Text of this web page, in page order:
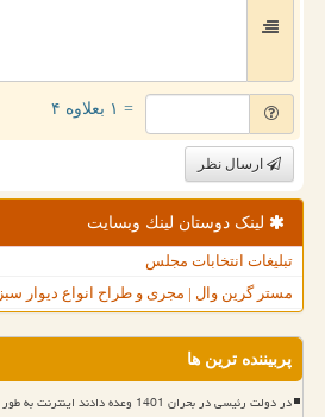
= ۱ بعلاوه ۴
ارسال نظر
لینک دوستان لینك وبسایت
تبلیغات انتخابات مجلس
مستر گرین وال | مجری و طراح انواع دیوار سبز
پربیننده ترین ها
در دولت رئیسی در بحران 1401 وعده دادند اینترنت به طور موقت قطع می شود اما ماندگار شد